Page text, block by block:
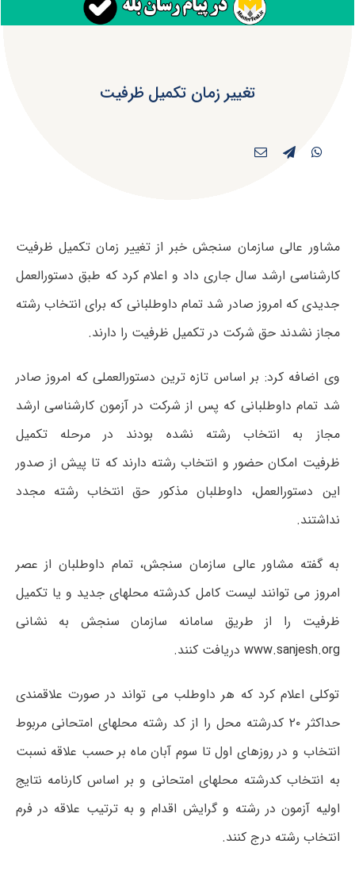
تغییر زمان تکمیل ظرفیت
مشاور عالی سازمان سنجش خبر از تغییر زمان تکمیل ظرفیت
کارشناسی ارشد سال جاری داد و اعلام کرد که طبق دستورالعمل
جدیدی که امروز صادر شد تمام داوطلبانی که برای انتخاب رشته
مجاز نشدند حق شرکت در تکمیل ظرفیت را دارند.
وی اضافه کرد: بر اساس تازه ترین دستورالعملی که امروز صادر
شد تمام داوطلبانی که پس از شرکت در آزمون کارشناسی ارشد
مجاز به انتخاب رشته نشده بودند در مرحله تکمیل
ظرفیت امکان حضور و انتخاب رشته دارند که تا پیش از صدور
این دستورالعمل، داوطلبان مذکور حق انتخاب رشته مجدد
نداشتند.
به گفته مشاور عالی سازمان سنجش، تمام داوطلبان از عصر
امروز می توانند لیست کامل کدرشته محلهای جدید و یا تکمیل
ظرفیت را از طریق سامانه سازمان سنجش به نشانی
www.sanjesh.org دریافت کنند.
توکلی اعلام کرد که هر داوطلب می تواند در صورت علاقمندی
حداکثر ۲۰ کدرشته محل را از کد رشته محلهای امتحانی مربوط
انتخاب و در روزهای اول تا سوم آبان ماه بر حسب علاقه نسبت
به انتخاب کدرشته محلهای امتحانی و بر اساس کارنامه نتایج
اولیه آزمون در رشته و گرایش اقدام و به ترتیب علاقه در فرم
انتخاب رشته درج کنند.